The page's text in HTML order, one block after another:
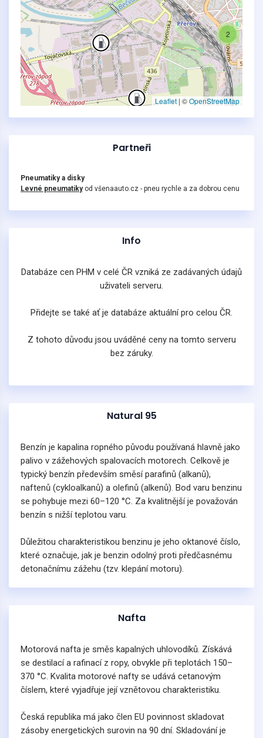
2
Leaflet | ©OpenStreetMap
Partneři
Pneumatiky a disky
Levné pneumatikyod všenaauto.cz - pneu rychle a za dobrou cenu
Info
Databáze cen PHM v celé ČR vzniká ze zadávaných údajů
uživateli serveru.
Přidejte se také ať je databáze aktuální pro celou ČR.
Z tohoto důvodu jsou uváděné ceny na tomto serveru
bez záruky.
Natural 95
Benzín je kapalina ropného původu používaná hlavně jako
palivo v zážehových spalovacích motorech. Celkově je
typický benzín především směsí parafinů (alkanů),
naftenů (cykloalkanů) a olefinů (alkenů). Bod varu benzinu
se pohybuje mezi 60–120 °C. Za kvalitnější je považován
benzín s nižší teplotou varu.
Důležitou charakteristikou benzinu je jeho oktanové číslo,
které označuje, jak je benzin odolný proti předčasnému
detonačnímu zážehu (tzv. klepání motoru).
Nafta
Motorová nafta je směs kapalných uhlovodíků. Získává
se destilací a rafinací z ropy, obvykle při teplotách 150–
370 °C. Kvalita motorové nafty se udává cetanovým
číslem, které vyjadřuje její vznětovou charakteristiku.
Česká republika má jako člen EU povinnost skladovat
zásoby energetických surovin na 90 dní. Skladování je